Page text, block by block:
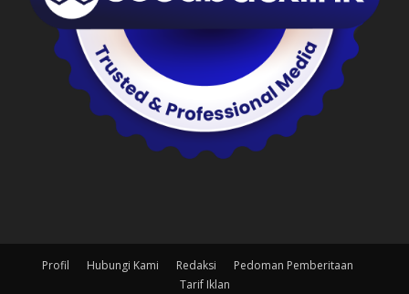
Profil Hubungi Kami Redaksi
Pedoman Pemberitaan
Tarif Iklan